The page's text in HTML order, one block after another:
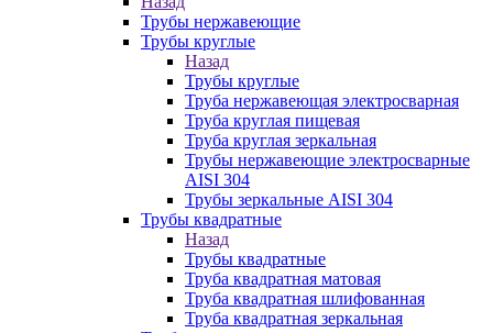
Трубы нержавеющие
Трубы круглые
Назад
Трубы круглые
Труба нержавеющая электросварная
Труба круглая пищевая
Труба круглая зеркальная
Трубы нержавеющие электросварные
AISI 304
Трубы зеркальные AISI 304
Трубы квадратные
Назад
Трубы квадратные
Труба квадратная матовая
Труба квадратная шлифованная
Труба квадратная зеркальная